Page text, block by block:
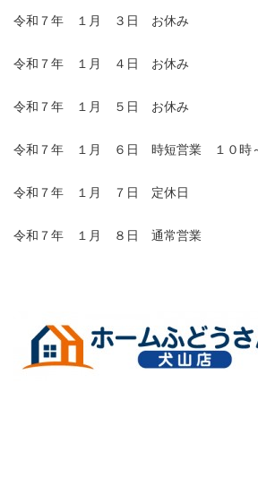
令和７年 １月 ３日 お休み
令和７年 １月 ４日 お休み
令和７年 １月 ５日 お休み
令和７年 １月 ６日 時短営業 １０時
令和７年 １月 ７日 定休日
令和７年 １月 ８日 通常営業